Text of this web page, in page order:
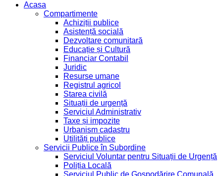
Acasa
Compartimente
Achiziții publice
Asistență socială
Dezvoltare comunitară
Educație și Cultură
Financiar Contabil
Juridic
Resurse umane
Registrul agricol
Starea civilă
Situații de urgență
Serviciul Administrativ
Taxe și impozite
Urbanism cadastru
Utilități publice
Servicii Publice în Subordine
Serviciul Voluntar pentru Situații de Urgență
Poliția Locală
Serviciul Public de Gospodărire Comunală